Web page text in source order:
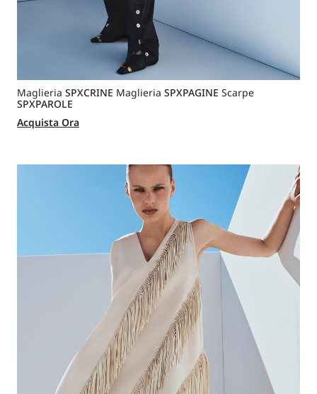
Maglieria SPXCRINE Maglieria SPXPAGINE Scarpe
SPXPAROLE
Acquista Ora